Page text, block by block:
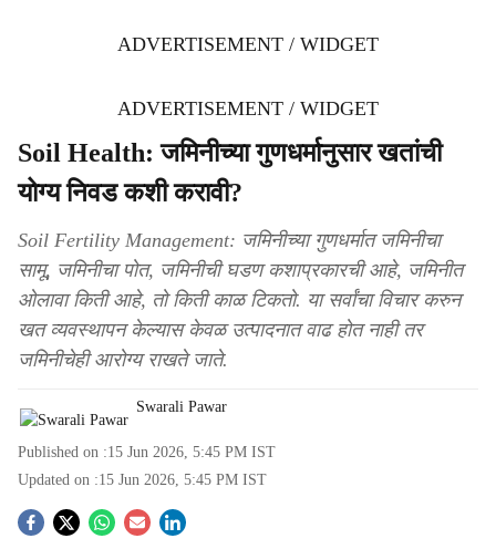
ADVERTISEMENT / WIDGET
ADVERTISEMENT / WIDGET
Soil Health: जमिनीच्या गुणधर्मानुसार खतांची
योग्य निवड कशी करावी?
Soil Fertility Management: जमिनीच्या गुणधर्मात जमिनीचा
सामू, जमिनीचा पोत, जमिनीची घडण कशाप्रकारची आहे, जमिनीत
ओलावा किती आहे, तो किती काळ टिकतो. या सर्वांचा विचार करुन
खत व्यवस्थापन केल्यास केवळ उत्पादनात वाढ होत नाही तर
जमिनीचेही आरोग्य राखते जाते.
Swarali Pawar
Published on :15 Jun 2026, 5:45 PM IST
Updated on :15 Jun 2026, 5:45 PM IST
S